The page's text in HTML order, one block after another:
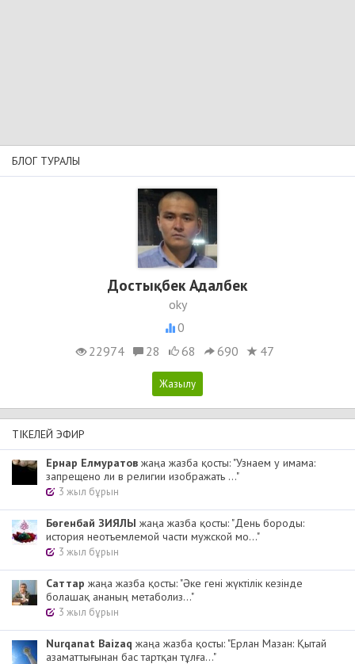
БЛОГ ТУРАЛЫ
Достықбек Адалбек
oky
0
22974
28 68 690 47
ТІКЕЛЕЙ ЭФИР
Ернар Елмуратов жаңа жазба қосты: "Узнаем у имама:
запрещено ли в религии изображать ..."
3 жыл бұрын
Бөгенбай ЗИЯЛЫ жаңа жазба қосты: "День бороды:
история неотъемлемой части мужской мо..."
3 жыл бұрын
Cаттар жаңа жазба қосты: "Әке гені жүктілік кезінде
болашақ ананың метаболиз..."
3 жыл бұрын
Nurqanat Baizaq жаңа жазба қосты: "Ерлан Мазан: Қытай
азаматтығынан бас тартқан тұлға..."